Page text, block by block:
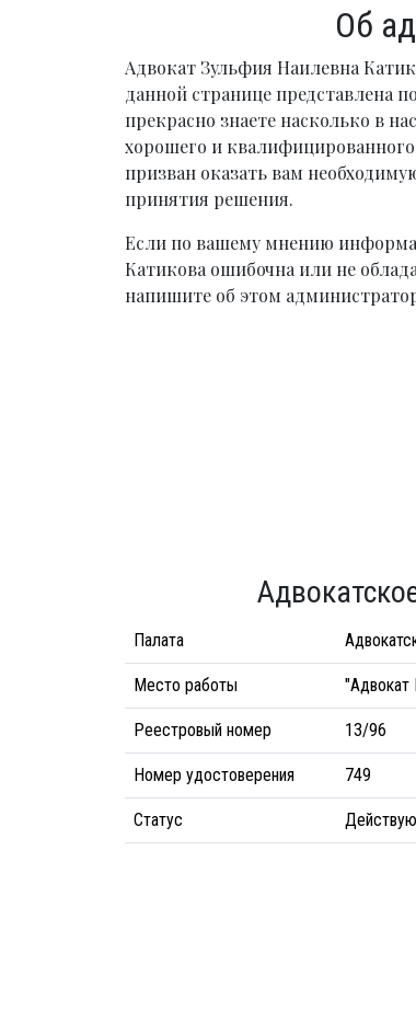
Об
Адвокат Зульфия Наилевна
данной странице представлена
прекрасно знаете насколько в
хорошего и
призван оказать вам
принятия решения.
Если по вашему мнению
Катикова ошибочна или не
напишите об этом
Палата
Место работы "Адвокат
Реестровый номер 13/96
Номер удостоверения 749
Статус